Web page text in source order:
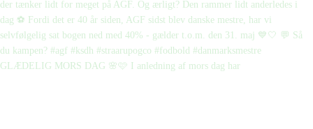
GLÆDELIG MORS DAG 🌸🩷 I anledning af mors dag har